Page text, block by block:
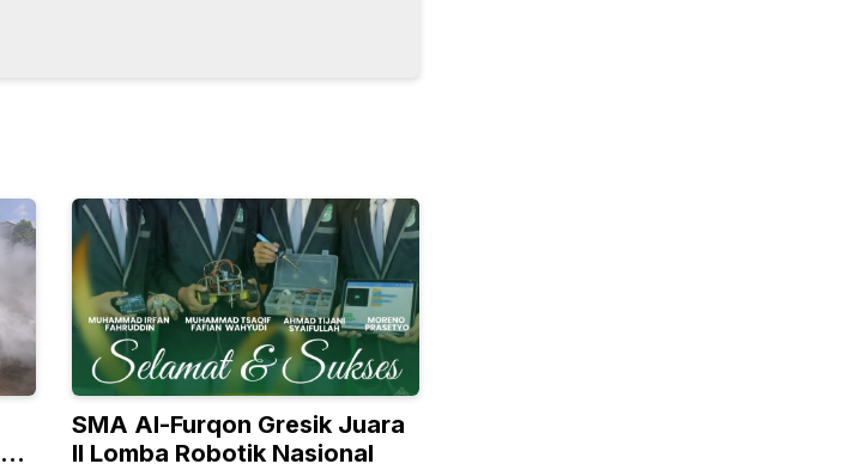
SMA Al-Furqon Gresik Juara
II Lomba Robotik Nasional